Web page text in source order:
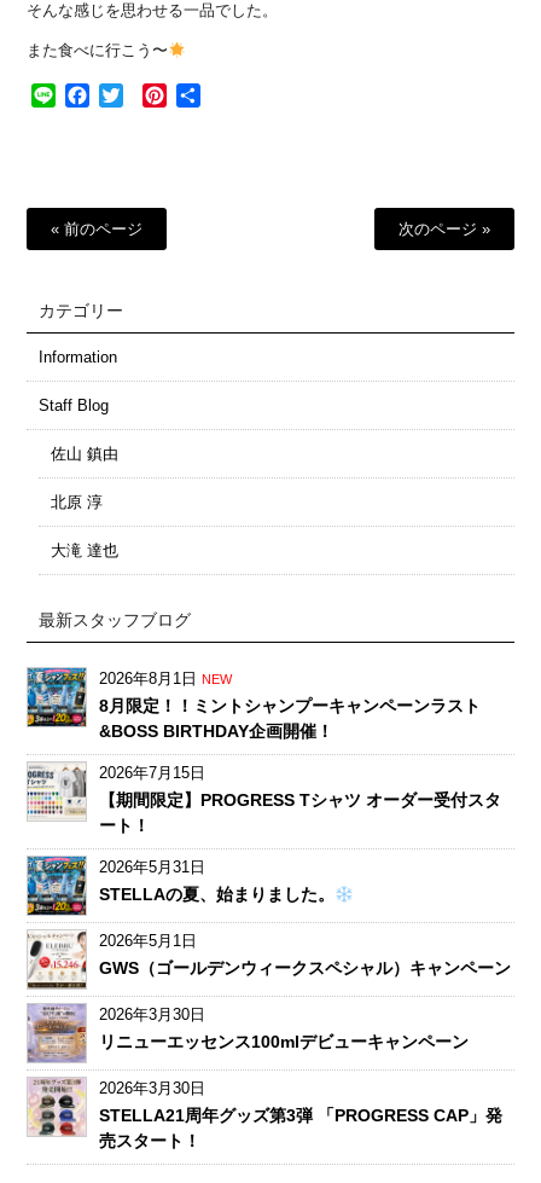
そんな感じを思わせる一品でした。
また食べに行こう〜
Line Facebook
Twitter Pinterest
« 前のページ 次のページ »
カテゴリー
Information
Staff Blog
佐山 鎮由
北原 淳
大滝 達也
最新スタッフブログ
2026年8月1日 NEW
8月限定！！ミントシャンプーキャンペーンラスト
&BOSS BIRTHDAY企画開催！
2026年7月15日
【期間限定】PROGRESS Tシャツ オーダー受付スタ
ート！
2026年5月31日
STELLAの夏、始まりました。
2026年5月1日
GWS（ゴールデンウィークスペシャル）キャンペーン
2026年3月30日
リニューエッセンス100mlデビューキャンペーン
2026年3月30日
STELLA21周年グッズ第3弾 「PROGRESS CAP」発
売スタート！